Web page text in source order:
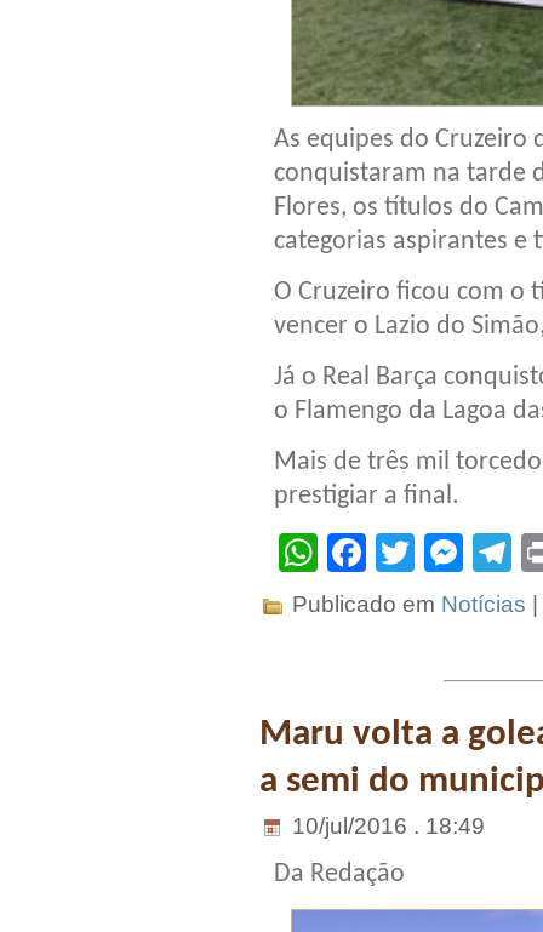
As equipes do Cruzeiro
conquistaram na tarde
Flores, os títulos do
categorias aspirantes e
O Cruzeiro ficou com o
vencer o Lazio do
Já o Real Barça
o Flamengo da Lagoa
Mais de três mil
prestigiar a final.
WhatsApp
Facebook
Twitter
Publicado em Notícias
Maru volta a
a semi do
10/jul/2016 . 18:49
Da Redação